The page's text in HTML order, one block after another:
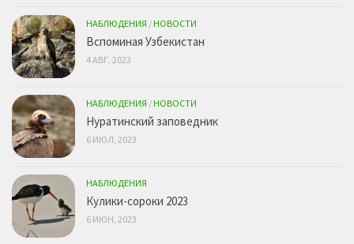
НАБЛЮДЕНИЯ /НОВОСТИ
Вспоминая Узбекистан
4 АВГ, 2023
НАБЛЮДЕНИЯ /НОВОСТИ
Нуратинский заповедник
6 ИЮЛ, 2023
НАБЛЮДЕНИЯ
Кулики-сороки 2023
6 ИЮН, 2023